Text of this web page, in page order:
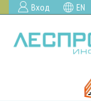
Вход EN